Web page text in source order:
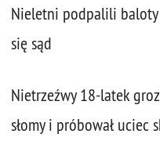
Nieletni podpalili baloty
się sąd
Nietrzeźwy 18-latek
słomy i próbował uciec